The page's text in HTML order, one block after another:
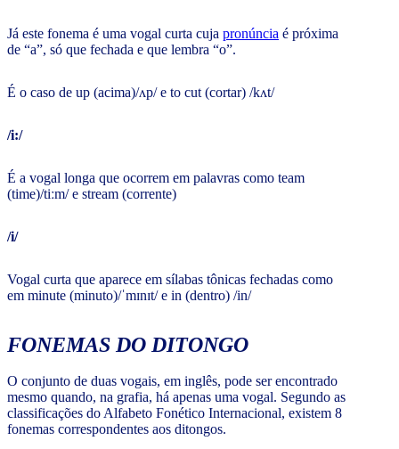
Já este fonema é uma vogal curta cuja pronúncia é próxima
de “a”, só que fechada e que lembra “o”.
É o caso de up (acima)/ʌp/ e to cut (cortar) /kʌt/
/i:/
É a vogal longa que ocorrem em palavras como team
(time)/tiːm/ e stream (corrente)
/i/
Vogal curta que aparece em sílabas tônicas fechadas como
em minute (minuto)/ˈmɪnɪt/ e in (dentro) /in/
FONEMAS DO DITONGO
O conjunto de duas vogais, em inglês, pode ser encontrado
mesmo quando, na grafia, há apenas uma vogal. Segundo as
classificações do Alfabeto Fonético Internacional, existem 8
fonemas correspondentes aos ditongos.